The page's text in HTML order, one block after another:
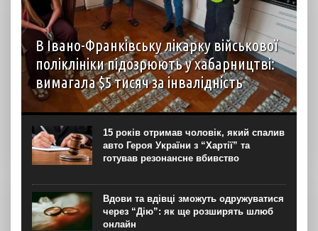
В Івано-Франківську лікарку військової
поліклініки підозрюють у хабарництві:
вимагала $5 тисяч за інвалідність
В Івано-Франківську лікарці-психіатру військової
поліклініки повідомили про підозру в пособництві в
одержанні неправомірної вигоди. За даними слідства,
вона отримала від 25-річного військовослужбовця $5
тисяч за “сприяння” у проходженні ВЛК...
15 років отримав чоловік, який спалив
авто Героя України з “Хартії” та
готував резонансне вбивство
Вдови та вдівці зможуть одружуватися
через “Дію”: як ще розширять шлюб
онлайн